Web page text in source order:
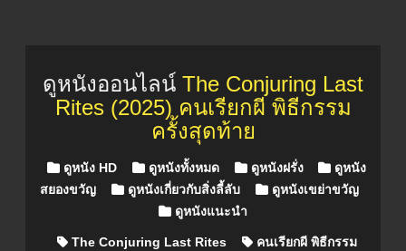
ดูหนังออนไลน์ The Conjuring Last
Rites (2025) คนเรียกผี พิธีกรรม
ครั้งสุดท้าย
Posted in
ดูหนัง HD ดูหนังทั้งหมด ดูหนังฝรั่ง
ดูหนัง
สยองขวัญ
ดูหนังเกี่ยวกับสิ่งลี้ลับ
ดูหนังเขย่าขวัญ
ดูหนังแนะนำ
The Conjuring Last Rites
คนเรียกผี พิธีกรรม